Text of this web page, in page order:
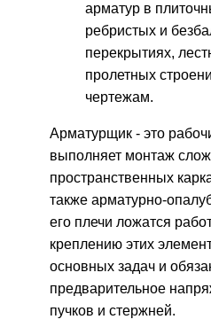
арматур в
ребристых и
перекрытиях,
пролетных
чертежам.
Арматурщик - это
выполняет монтаж
пространственных
также арматурно-
его плечи ложатся
креплению этих
основных задач и
предварительное
пучков и стержней.